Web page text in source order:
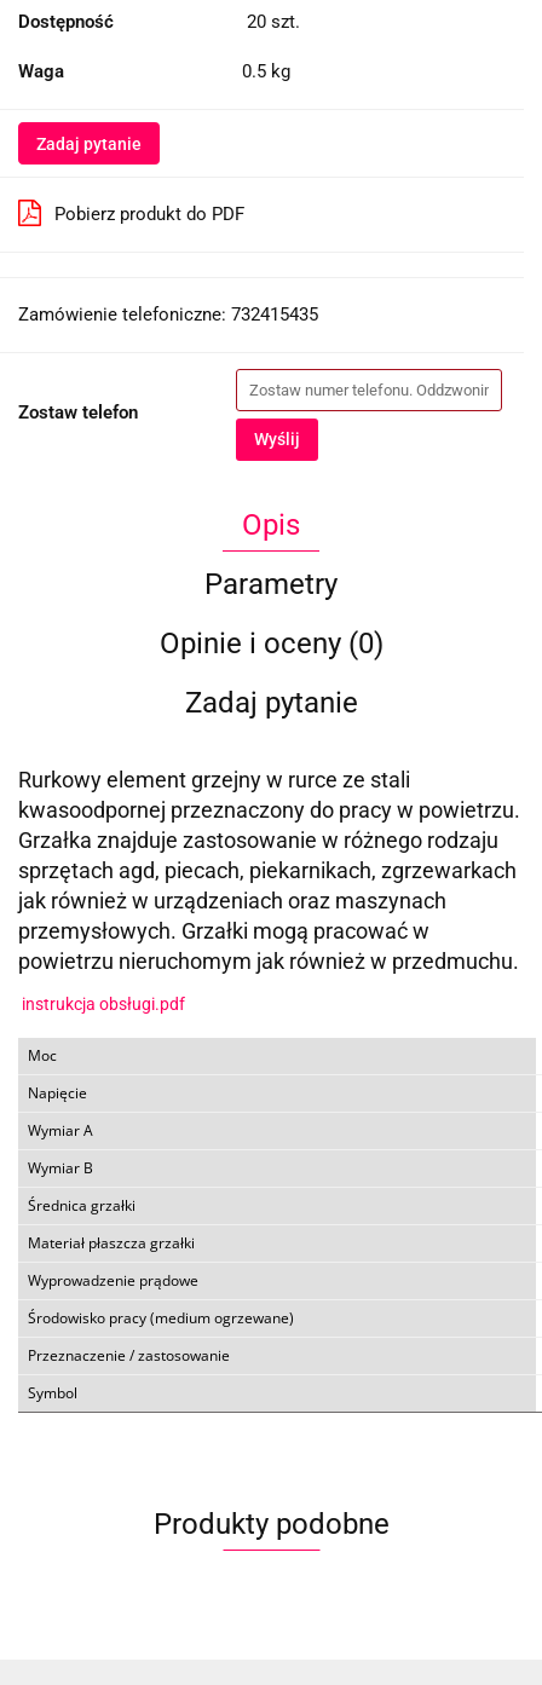
Dostępność 20 szt.
Waga 0.5 kg
Zadaj pytanie
Pobierz produkt do PDF
Zamówienie telefoniczne: 732415435
Zostaw telefon
Wyślij
Opis
Parametry
Opinie i oceny (0)
Zadaj pytanie
Rurkowy element grzejny w rurce ze stali
kwasoodpornej przeznaczony do pracy w powietrzu.
Grzałka znajduje zastosowanie w różnego rodzaju
sprzętach agd, piecach, piekarnikach, zgrzewarkach
jak również w urządzeniach oraz maszynach
przemysłowych. Grzałki mogą pracować w
powietrzu nieruchomym jak również w przedmuchu.
instrukcja obsługi.pdf
Moc
Napięcie
Wymiar A
Wymiar B
Średnica grzałki
Materiał płaszcza grzałki
Wyprowadzenie prądowe
Środowisko pracy (medium ogrzewane)
Przeznaczenie / zastosowanie
Symbol
Produkty podobne